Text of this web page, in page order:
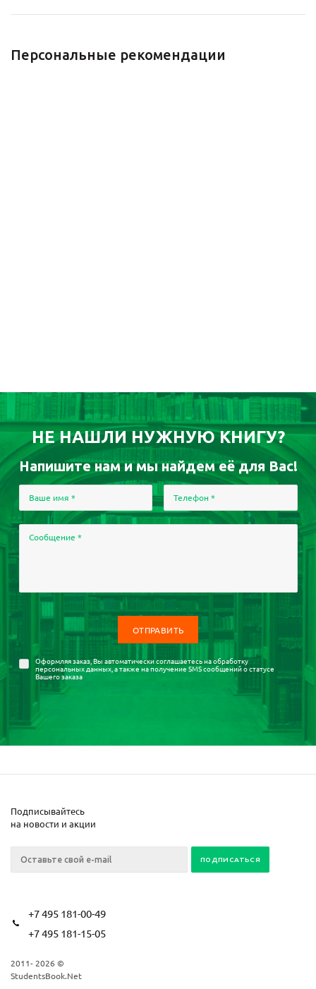
Персональные рекомендации
НЕ НАШЛИ НУЖНУЮ КНИГУ?
Напишите нам и мы найдем её для Вас!
Ваше имя * Телефон *
Сообщение *
Оформляя заказ, Вы автоматически соглашаетесь наобработку
персональных данных, а также на получение SMS сообщений о статусе
Вашего заказа
Подписывайтесь
на новости и акции
+7 495 181-00-49
+7 495 181-15-05
2011- 2026 ©
StudentsBook.Net